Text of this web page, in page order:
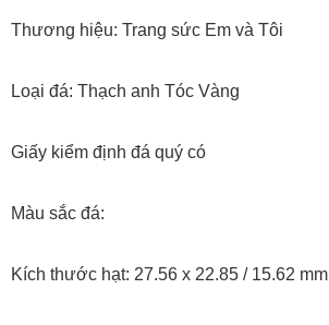
Thương hiệu: Trang sức Em và Tôi
Loại đá: Thạch anh Tóc Vàng
Giấy kiểm định đá quý có
Màu sắc đá:
Kích thước hạt: 27.56 x 22.85 / 15.62 mm